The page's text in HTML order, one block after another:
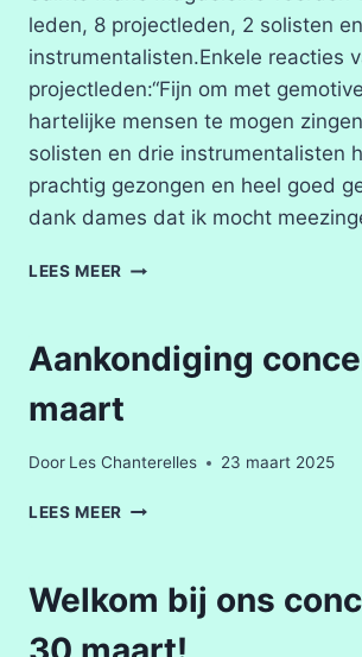
leden, 8 projectleden, 2 solisten
instrumentalisten.Enkele reacties
projectleden:“Fijn om met
hartelijke mensen te mogen
solisten en drie instrumentalisten
prachtig gezongen en heel goed
dank dames dat ik mocht
LEES MEER WE
EEN
CONCERT!
Aankondiging
maart
Door Les Chanterelles 23 maart 2025
LEES MEER AANKONDIGING
Welkom bij ons